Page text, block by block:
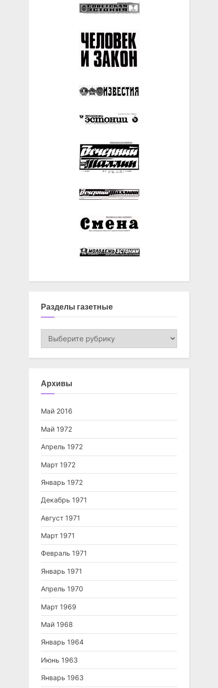
Разделы газетные
Разделы
Архивы
Май 2016
Май 1972
Апрель 1972
Март 1972
Январь 1972
Декабрь 1971
Август 1971
Март 1971
Февраль 1971
Январь 1971
Апрель 1970
Март 1969
Май 1968
Январь 1964
Июнь 1963
Январь 1963